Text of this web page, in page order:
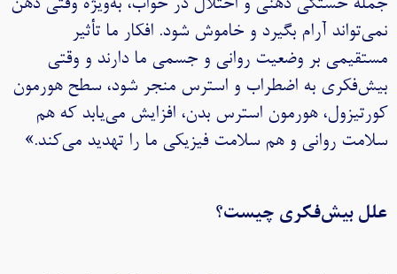
جمله خستگی ذهنی و اختلال در خواب، به‌ویژه وقتی ذهن
نمی‌تواند آرام بگیرد و خاموش شود. افکار ما تأثیر
مستقیمی بر وضعیت روانی و جسمی ما دارند و وقتی
بیش‌فکری به اضطراب و استرس منجر شود، سطح هورمون
کورتیزول، هورمون استرس بدن، افزایش می‌یابد که هم
سلامت روانی و هم سلامت فیزیکی ما را تهدید می‌کند.»
علل بیش‌فکری چیست؟